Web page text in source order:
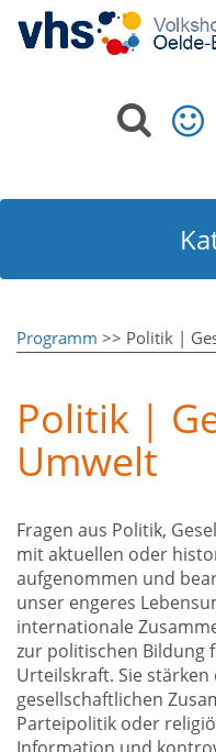
Programm >> Politik |
Politik |
Umwelt
Fragen aus Politik,
mit aktuellen oder
aufgenommen und
unser engeres
internationale
zur politischen Bildung
Urteilskraft. Sie
gesellschaftlichen
Parteipolitik oder